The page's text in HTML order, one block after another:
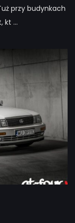
przy budynkach
kt ...